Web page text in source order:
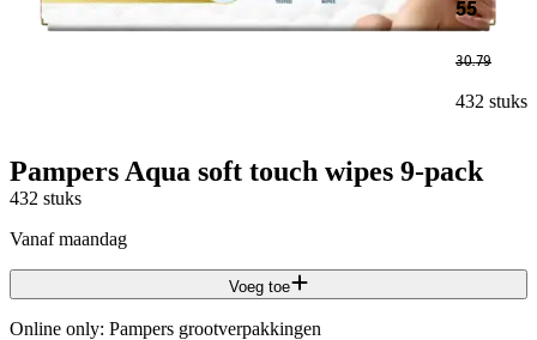
55
30.79
432 stuks
Pampers Aqua soft touch wipes 9-pack
432 stuks
vanaf maandag
Voeg toe
Online only: Pampers grootverpakkingen